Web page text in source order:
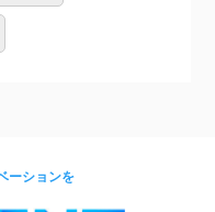
ーションを